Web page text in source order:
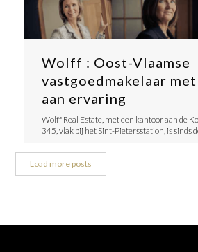
Wolff : Oost-Vlaamse
vastgoedmakelaar
aan ervaring
Wolff Real Estate, met een kantoor aan de
345, vlak bij het Sint-Pietersstation, is sinds
Load more posts